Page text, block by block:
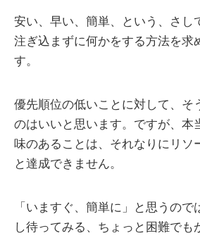
安い、早い、簡単、という、さし
注ぎ込まずに何かをする方法を求
す。
優先順位の低いことに対して、そ
のはいいと思います。ですが、本
味のあることは、それなりにリソ
と達成できません。
「いますぐ、簡単に」と思うの
し待ってみる、ちょっと困難でも